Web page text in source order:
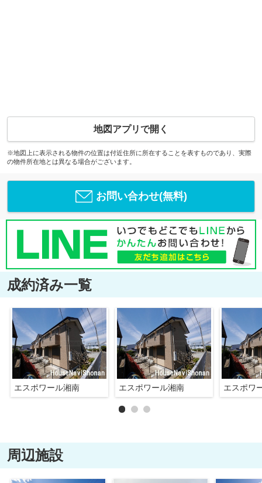
地図アプリで開く
※地図上に表示される物件の位置は付近住所に所在することを表すものであり、実際
の物件所在地とは異なる場合がございます。
お問い合わせ(無料)
成約済み一覧
エスポワール湘南 エスポワール湘南 エスポワ
周辺施設